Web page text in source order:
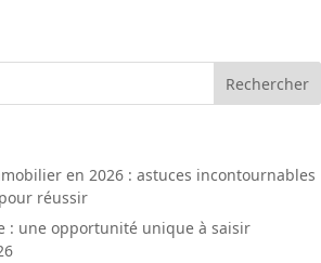
Rechercher
en 2026 : astuces incontournables
réussir
: une opportunité unique à saisir